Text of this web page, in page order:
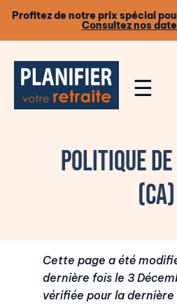
Profitez de notre prix spécial
Consultez nos
☰
Politique
(CA)
Cette page a été
dernière fois le 3
vérifiée pour la dernière